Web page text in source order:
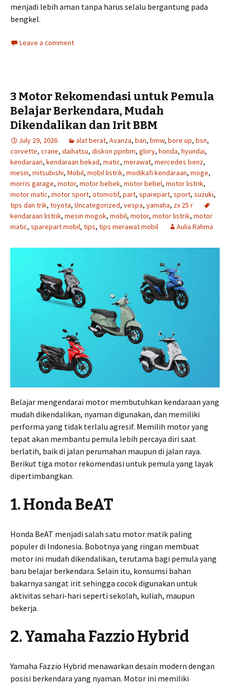
menjadi lebih aman tanpa harus selalu bergantung pada
bengkel.
Leave a comment
3 Motor Rekomendasi untuk Pemula
Belajar Berkendara, Mudah
Dikendalikan dan Irit BBM
July 29, 2026 alat berat, Avanza, ban, bmw, bore up, bsn,
corvette, crane, daihatsu, diskon ppnbm, glory, honda, hyundai,
kendaraan, kendaraan bekad, matic, merawat, mercedes benz,
mesin, mitsubishi, Mobil, mobil listrik, modikafi kendaraan, moge,
morris garage, motor, motor bebek, motor bebel, motor listrik,
motor matic, motor sport, otomotif, part, sparepart, sport, suzuki,
tips dan trik, toyota, Uncategorized, vespa, yamaha, zx 25 r
kendaraan listrik, mesin mogok, mobil, motor, motor listrik, motor
matic, sparepart mobil, tips, tips merawat mobil Aulia Rahma
Belajar mengendarai motor membutuhkan kendaraan yang
mudah dikendalikan, nyaman digunakan, dan memiliki
performa yang tidak terlalu agresif. Memilih motor yang
tepat akan membantu pemula lebih percaya diri saat
berlatih, baik di jalan perumahan maupun di jalan raya.
Berikut tiga motor rekomendasi untuk pemula yang layak
dipertimbangkan.
1. Honda BeAT
Honda BeAT menjadi salah satu motor matik paling
populer di Indonesia. Bobotnya yang ringan membuat
motor ini mudah dikendalikan, terutama bagi pemula yang
baru belajar berkendara. Selain itu, konsumsi bahan
bakarnya sangat irit sehingga cocok digunakan untuk
aktivitas sehari-hari seperti sekolah, kuliah, maupun
bekerja.
2. Yamaha Fazzio Hybrid
Yamaha Fazzio Hybrid menawarkan desain modern dengan
posisi berkendara yang nyaman. Motor ini memiliki